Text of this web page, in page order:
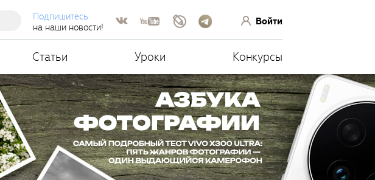
Подпишитесь
на наши новости!
Войти
Статьи Уроки Конкурсы